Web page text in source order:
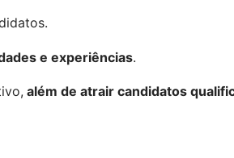
e experiências.
além de atrair candidatos